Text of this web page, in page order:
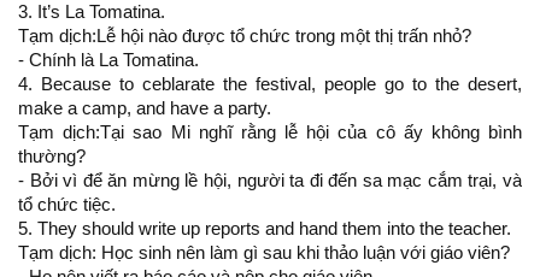
3. It’s La Tomatina.
Tạm dịch:Lễ hội nào được tổ chức trong một thị trấn nhỏ?
- Chính là La Tomatina.
4. Because to ceblarate the festival, people go to the desert,
make a camp, and have a party.
Tạm dịch:Tại sao Mi nghĩ rằng lễ hội của cô ấy không bình
thường?
- Bởi vì để ăn mừng lề hội, người ta đi đến sa mạc cắm trại, và
tổ chức tiệc.
5. They should write up reports and hand them into the teacher.
Tạm dịch: Học sinh nên làm gì sau khi thảo luận với giáo viên?